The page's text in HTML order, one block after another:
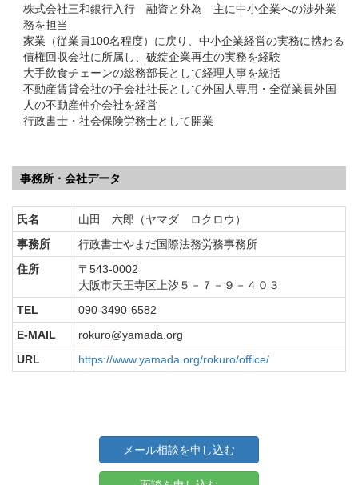
株式会社三和銀行入行 融資と外為 主に中小企業への渉外業
務を担当
家業（従業員100名程度）に戻り、中小企業経営の実務に携わる
債権回収会社に所属し、破綻企業再生の実務を経験
大手飲食チェーンの総務部長として経理人事を統括
不動産賃貸会社の子会社社長として外国人専用・全従業員外国
人の不動産仲介会社を経営
行政書士・社会保険労務士として開業
事務所・会社データ
氏名
山田 六郎（ヤマダ ロクロウ）
事務所
行政書士やまだ国際法務労務事務所
住所
〒543-0002
大阪市天王寺区上汐５－７－９－４０３
TEL
090-3490-6582
E-MAIL
rokuro@yamada.org
URL
https://www.yamada.org/rokuro/office/
メール相談を申し込む